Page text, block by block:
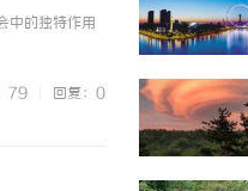
中的独特作用
79 回复：0